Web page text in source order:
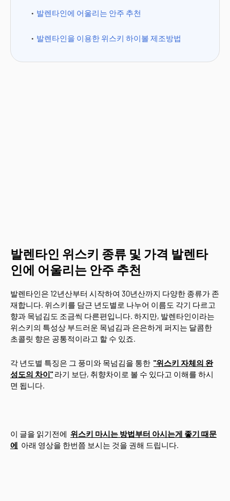
발렌타인에 어울리는 안주 추천
발렌타인을 이용한 위스키 하이볼 제조방법
발렌타인 위스키 종류 및 가격 발렌타
인에 어울리는 안주 추천
발렌타인은 12년산부터 시작하여 30년산까지 다양한 종류가 존
재합니다. 위스키를 담근 년도별로 나누어 이름도 각기 다르고
향과 목넘김도 조금씩 다른편입니다. 하지만, 발렌타인이라는
위스키의 특성상 부드러운 목넘김과 은은하게 퍼지는 달콤한
초콜릿 향은 공통적이라고 할 수 있죠.
각 년도별 특징은 그 풍미와 목넘김을 통한 "위스키 자체의 완
성도의 차이" 라기 보단, 취향차이로 볼 수 있다고 이해를 하시
면 됩니다.
이 글을 읽기전에 위스키 마시는 방법부터 아시는게 좋기 때문
에 아래 영상을 한번쯤 보시는 것을 권해 드립니다.